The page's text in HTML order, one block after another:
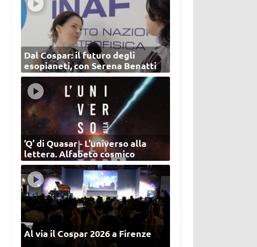
Dal Cospar: il futuro degli
esopianeti, con Serena Benatti
‘Q’ di Quasar - L'universo alla
lettera. Alfabeto cosmico
Al via il Cospar 2026 a Firenze